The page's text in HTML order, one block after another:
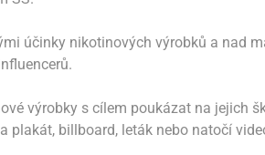
účinky nikotinových výrobků a nad
výrobky s cílem poukázat na jejich
plakát, billboard, leták nebo natočí